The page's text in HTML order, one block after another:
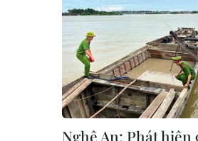
Nghệ An: Phát hiện